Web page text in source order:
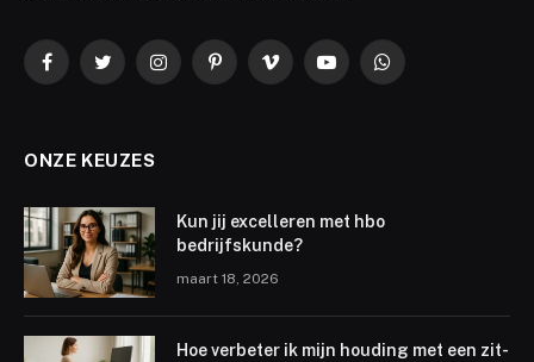
FacebookTwitterInstagramPinterestVimeo YouTubeWhatsApp
ONZE KEUZES
Kun jij excelleren met hbo
bedrijfskunde?
maart 18, 2026
Hoe verbeter ik mijn houding met een zit-